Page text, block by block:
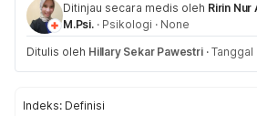
Ditinjau secara medis oleh Ririn Nur
M.Psi. · Psikologi · None
Ditulis oleh Hillary Sekar Pawestri ·
Indeks: Definisi